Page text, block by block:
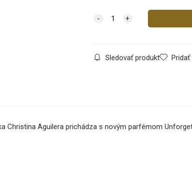
Sledovať produkt
Aguilera prichádza s novým parfémom